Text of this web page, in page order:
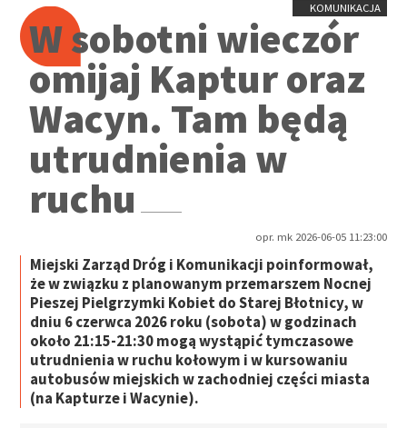
KOMUNIKACJA
W sobotni wieczór
omijaj Kaptur oraz
Wacyn. Tam będą
utrudnienia w
ruchu
opr. mk 2026-06-05 11:23:00
Miejski Zarząd Dróg i Komunikacji poinformował,
że w związku z planowanym przemarszem Nocnej
Pieszej Pielgrzymki Kobiet do Starej Błotnicy, w
dniu 6 czerwca 2026 roku (sobota) w godzinach
około 21:15-21:30 mogą wystąpić tymczasowe
utrudnienia w ruchu kołowym i w kursowaniu
autobusów miejskich w zachodniej części miasta
(na Kapturze i Wacynie).